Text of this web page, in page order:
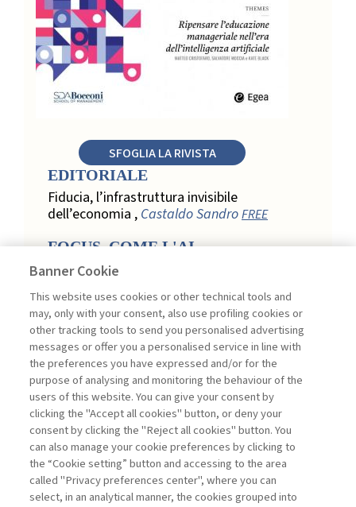
SFOGLIA LA RIVISTA
EDITORIALE
Fiducia, l’infrastruttura invisibile
dell’economia , Castaldo SandroFREE
FOCUS. COME L'AI
TRASFORMA LA LOYALTY
Relazione, personalizzazione e
misurazione: come l’AI trasforma la
loyalty nel retail ,Acconciamessa
Emanuele
Evidenze da uno studio qualitativo nel
retail: loyalty e fiducia nella
trasformazione digitale ,Penco Lara,
Testa Ginevra
Touchpoint ed enabler nella loyalty
digitale: un modello per progettare la
relazione con il cliente ,Ciacci Andrea,
Banner Cookie
This website uses cookies or other technical tools and
may, only with your consent, also use profiling cookies or
other tracking tools to send you personalised advertising
messages or offer you a personalised service in line with
the preferences you have expressed and/or for the
purpose of analysing and monitoring the behaviour of the
users of this website. You can give your consent by
clicking the "Accept all cookies" button, or deny your
consent by clicking the "Reject all cookies" button. You
can also manage your cookie preferences by clicking to
the “Cookie setting” button and accessing to the area
called "Privacy preferences center", where you can
select, in an analytical manner, the cookies grouped into